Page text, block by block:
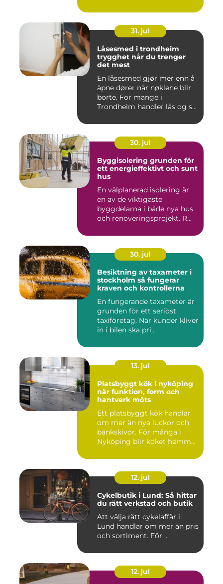
31. jul
Låsesmed i trondheim
trygghet når du trenger
det mest
En låsesmed gjør mer enn å
åpne dører når nøklene blir
borte. For mange i
Trondheim handler lås og s...
30. jul
Byggisolering grunden för
ett energieffektivt och sunt
hus
En välplanerad isolering är
en av de viktigaste
byggdelarna i både nya hus
och renoveringsprojekt. R...
30. jul
Besiktning av taxameter i
stockholm så fungerar
kraven och kontrollerna
En fungerande taxameter är
grunden för ett seriöst
taxiföretag. När kunder kliver
in i bilen ska pri...
13. jul
Platsbyggt kök i nyköping
när funktion, form och
hantverk möts
Ett platsbyggt kök handlar
om mer än nya luckor och
bänkskivor. För många i
Nyköping blir köket hemm...
12. jul
Cykelbutik i Lund: Så hittar
du rätt verkstad och butik
Att välja rätt cykelaffär i
Lund handlar om mer än pris
och sortiment. För ...
12. jul